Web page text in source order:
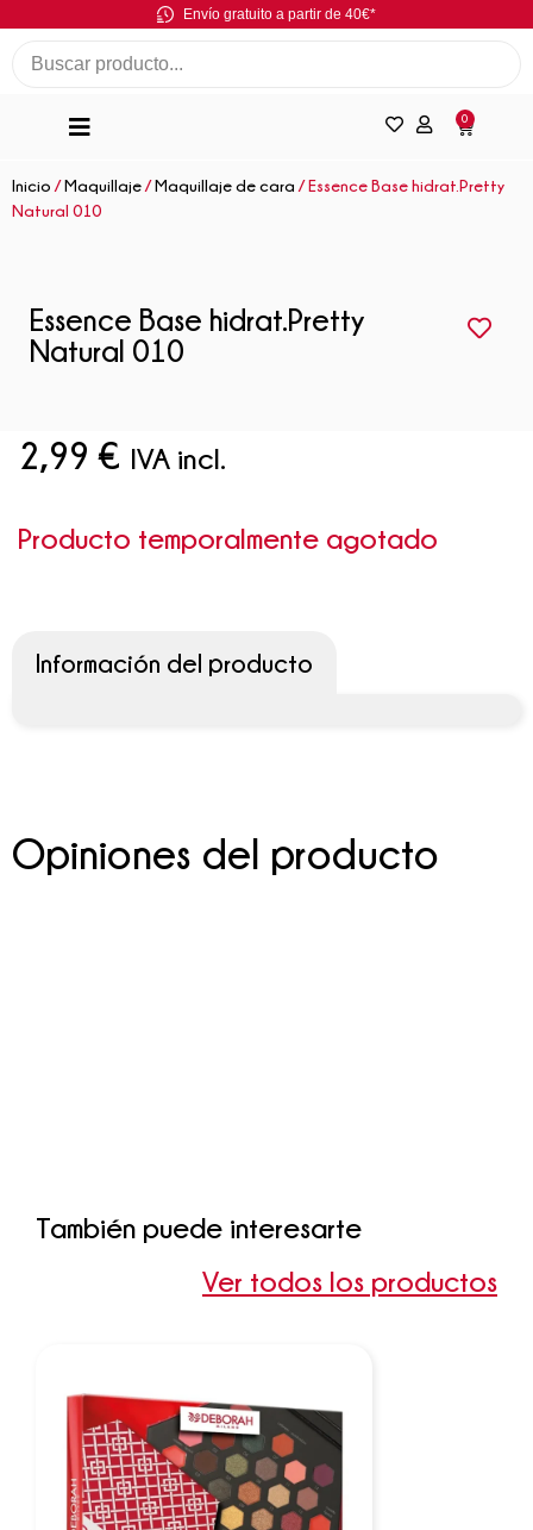
Envío gratuito a partir de 40€*
0
Inicio /Maquillaje /Maquillaje de cara / Essence Base hidrat.Pretty
Natural 010
Essence Base hidrat.Pretty
Natural 010
2,99€ IVA incl.
Producto temporalmente agotado
Información del producto
Opiniones del producto
También puede interesarte
Ver todos los productos